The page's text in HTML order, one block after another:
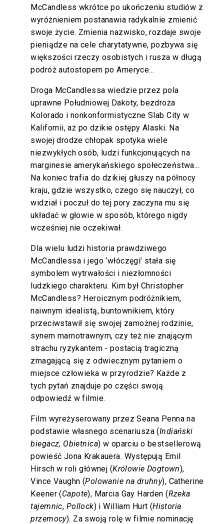
McCandless wkrótce po ukończeniu studiów z
wyróżnieniem postanawia radykalnie zmienić
swoje życie. Zmienia nazwisko, rozdaje swoje
pieniądze na cele charytatywne, pozbywa się
większości rzeczy osobistych i rusza w długą
podróż autostopem po Ameryce...
Droga McCandlessa wiedzie przez pola
uprawne Południowej Dakoty, bezdroża
Kolorado i nonkonformistyczne Slab City w
Kalifornii, aż po dzikie ostępy Alaski. Na
swojej drodze chłopak spotyka wiele
niezwykłych osób, ludzi funkcjonujących na
marginesie amerykańskiego społeczeństwa...
Na koniec trafia do dzikiej głuszy na północy
kraju, gdzie wszystko, czego się nauczył, co
widział i poczuł do tej pory zaczyna mu się
układać w głowie w sposób, którego nigdy
wcześniej nie oczekiwał.
Dla wielu ludzi historia prawdziwego
McCandlessa i jego ‘włóczęgi’ stała się
symbolem wytrwałości i niezłomności
ludzkiego charakteru. Kim był Christopher
McCandless? Heroicznym podróżnikiem,
naiwnym idealistą, buntownikiem, który
przeciwstawił się swojej zamożnej rodzinie,
synem marnotrawnym, czy też nie znającym
strachu ryzykantem - postacią tragiczną
zmagającą się z odwiecznym pytaniem o
miejsce człowieka w przyrodzie? Każde z
tych pytań znajduje po części swoją
odpowiedź w filmie.
Film wyreżyserowany przez Seana Penna na
podstawie własnego scenariusza (Indiański
biegacz, Obietnica) w oparciu o bestsellerową
powieść Jona Krakauera. Występują Emil
Hirsch w roli głównej (Królowie Dogtown),
Vince Vaughn (Polowanie na druhny), Catherine
Keener (Capote), Marcia Gay Harden (Rzeka
tajemnic, Pollock) i William Hurt (Historia
przemocy). Za swoją rolę w filmie nominację